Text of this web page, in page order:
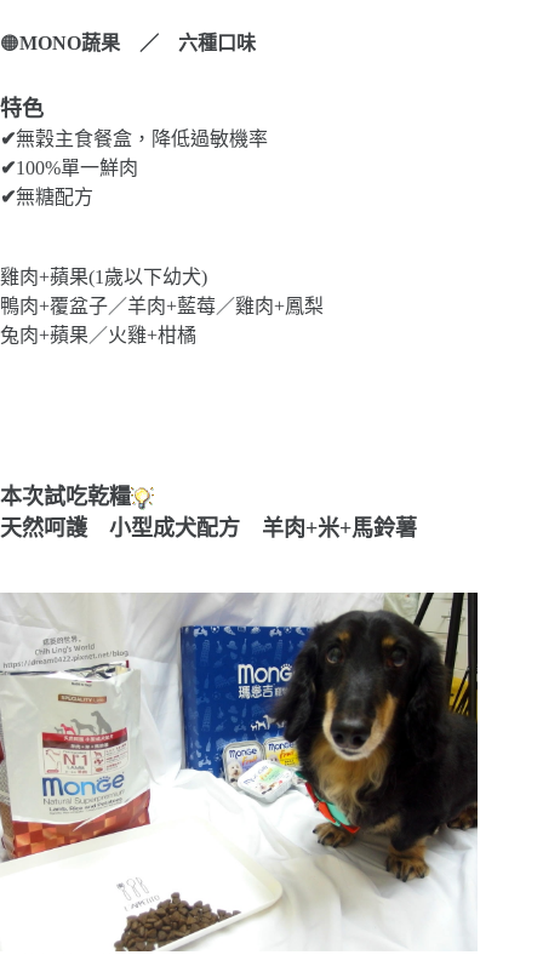
🟠MONO蔬果 ／ 六種口味
特色
✔無穀主食餐盒，降低過敏機率
✔100%單一鮮肉
✔無糖配方
雞肉+蘋果(1歲以下幼犬)
鴨肉+覆盆子／羊肉+藍莓／雞肉+鳳梨
兔肉+蘋果／火雞+柑橘
本次試吃乾糧
天然呵護 小型成犬配方 羊肉+米+馬鈴薯